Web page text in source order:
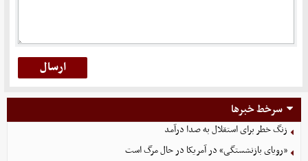
سرخط خبرها
زنگ خطر برای استقلال به صدا درآمد
«رویای بازنشستگی» در آمریکا در حال مرگ است